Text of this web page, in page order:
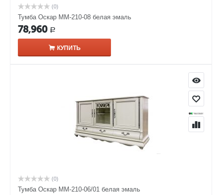
(0)
Тумба Оскар ММ-210-08 белая эмаль
78,960 Р
КУПИТЬ
(0)
Тумба Оскар ММ-210-06/01 белая эмаль